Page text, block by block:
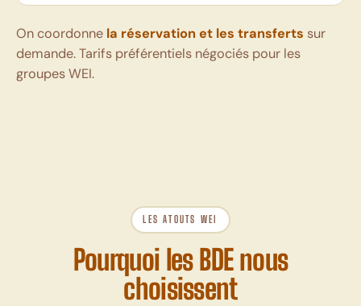
On coordonne la réservation et les transferts sur
demande. Tarifs préférentiels négociés pour les
groupes WEI.
LES ATOUTS WEI
Pourquoi les BDE nous
choisissent